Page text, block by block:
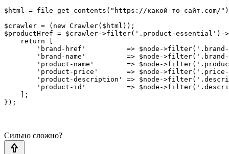
$html = file_get_contents("https://какой-то_сайт.com/
$crawler = (new Crawler($html));
$productHref = $crawler->filter('.product-essential')-
    return [
'brand-href'          => $node-
'brand-name'          => $node-
'product-name'        => $node-
'product-price'       => $node-
'product-description' => $node-
'product-id'          => $node-
    ];
});
Сильно сложно?